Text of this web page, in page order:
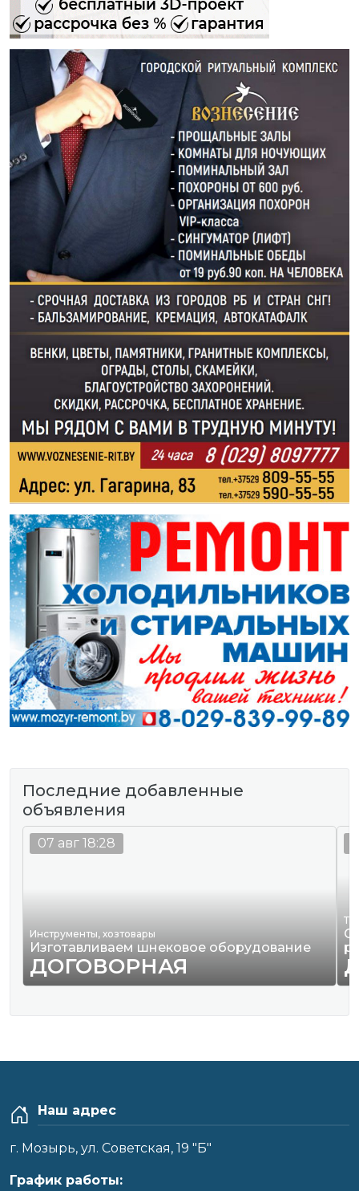
Последние добавленные
объявления
Инструменты, хозтовары
Изготавливаем шнековое оборудование
ДОГОВОРНАЯ
07 авг 18:28
Наш адрес
г. Мозырь, ул. Советская, 19 "Б"
График работы: